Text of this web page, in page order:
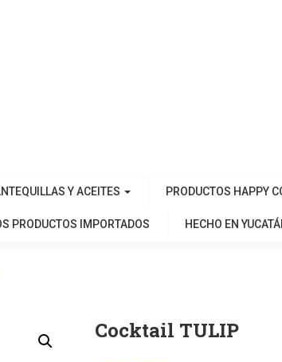
Y ACEITES PRODUCTOS HAPPY
PRODUCTOS IMPORTADOS HECHO EN
Cocktail TULIP